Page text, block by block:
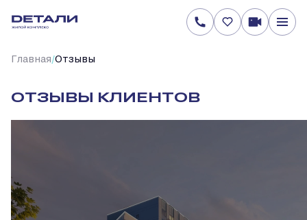
Главная/Отзывы
ОТЗЫВЫ КЛИЕНТОВ